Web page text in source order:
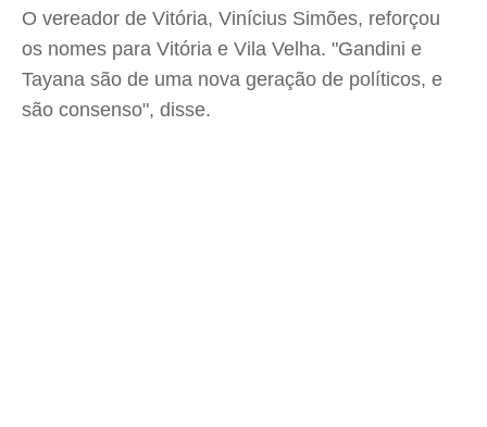
O vereador de Vitória, Vinícius Simões, reforçou
os nomes para Vitória e Vila Velha. "Gandini e
Tayana são de uma nova geração de políticos, e
são consenso", disse.